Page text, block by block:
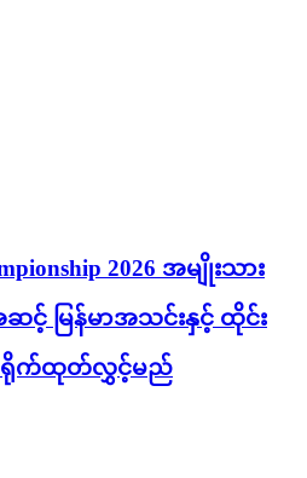
2026 အမျိုးသား
င့် မြန်မာအသင်းနှင့် ထိုင်း
ရိုက်ထုတ်လွှင့်မည်